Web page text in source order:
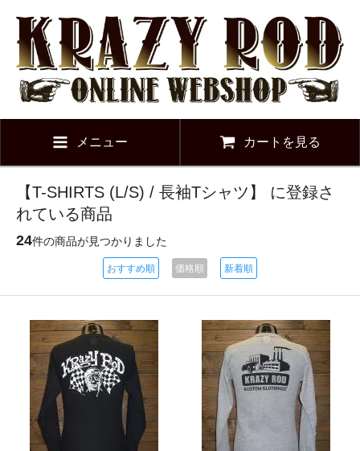
メニュー カートを見る
【T-SHIRTS (L/S) / 長袖Tシャツ】 に登録さ
れている商品
24件の商品が見つかりました
おすすめ順 価格順 新着順